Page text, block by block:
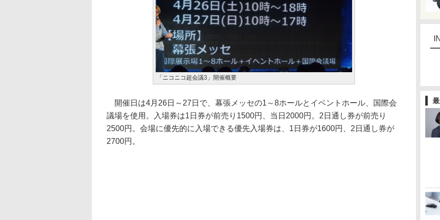
「ニコニコ超会議3」開催概要
開催日は4月26日～27日で、幕張メッセの1～8ホールとイベントホール、国際会
議場を使用。入場券は1日券が前売り1500円、当日2000円。2日通し券が前売り
2500円。会場に優先的に入場できる優先入場券は、1日券が1600円、2日通し券が
2700円。